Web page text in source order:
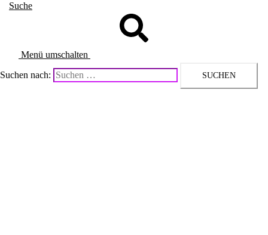
Suche
Menü umschalten
Suchen nach: